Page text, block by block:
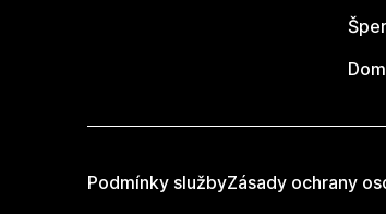
Podmínky službyZásady ochrany